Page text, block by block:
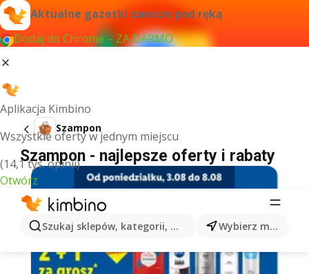
Aktualne gazetki zawsze pod ręką
Dodaj do Chrome – ZA DARMO
Aplikacja Kimbino
Wszystkie oferty w jednym miejscu
(14,1 tys. opinii)
Otwórz
Szukaj sklepów, kategorii, produktów... Wybierz miasto
Szampon
Szampon - najlepsze oferty i rabaty